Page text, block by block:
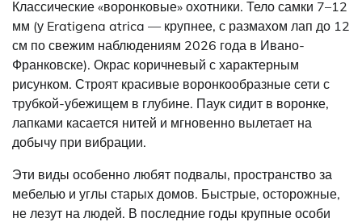
Классические «воронковые» охотники. Тело самки 7–12
мм (у Eratigena atrica — крупнее, с размахом лап до 12
см по свежим наблюдениям 2026 года в Ивано-
Франковске). Окрас коричневый с характерным
рисунком. Строят красивые воронкообразные сети с
трубкой-убежищем в глубине. Паук сидит в воронке,
лапками касается нитей и мгновенно вылетает на
добычу при вибрации.
Эти виды особенно любят подвалы, пространство за
мебелью и углы старых домов. Быстрые, осторожные,
не лезут на людей. В последние годы крупные особи